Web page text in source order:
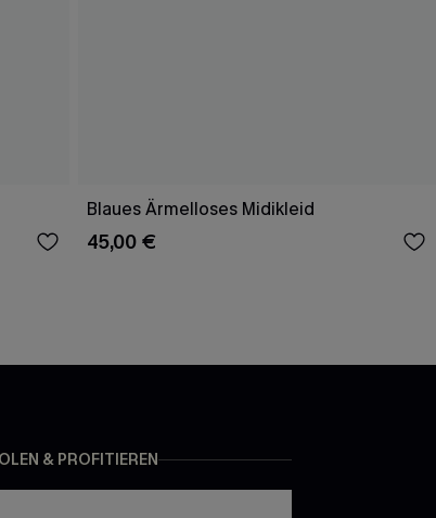
Blaues Ärmelloses Midikleid
45,00 €
& PROFITIEREN